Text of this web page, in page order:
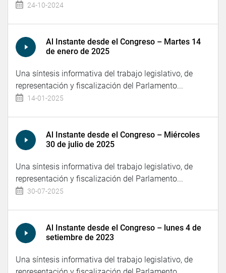
24-10-2024
Al Instante desde el Congreso – Martes 14
de enero de 2025
Una síntesis informativa del trabajo legislativo, de
representación y fiscalización del Parlamento...
14-01-2025
Al Instante desde el Congreso – Miércoles
30 de julio de 2025
Una síntesis informativa del trabajo legislativo, de
representación y fiscalización del Parlamento...
30-07-2025
Al Instante desde el Congreso – lunes 4 de
setiembre de 2023
Una síntesis informativa del trabajo legislativo, de